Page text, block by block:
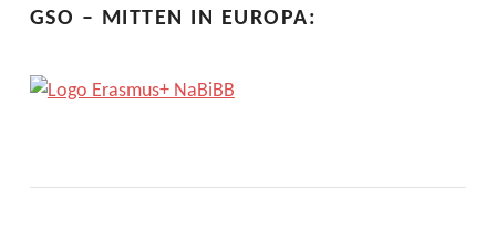
GSO – MITTEN IN EUROPA: